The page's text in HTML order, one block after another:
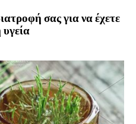
σας για να έχετε